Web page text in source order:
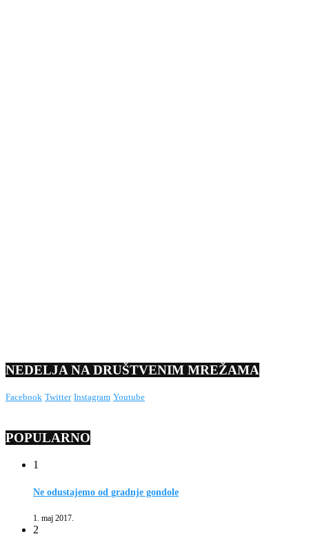
NEDELJA NA DRUŠTVENIM MREŽAMA
Facebook Twitter Instagram Youtube
POPULARNO
1
Ne odustajemo od gradnje gondole
1. maj 2017.
2